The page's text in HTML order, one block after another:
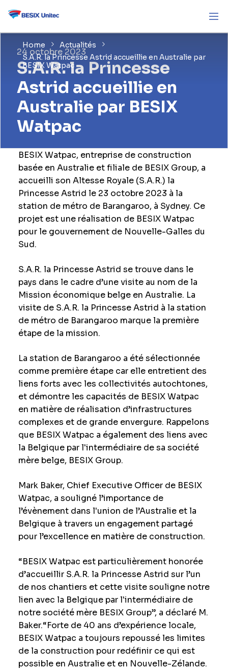
Home
Actualités
S.A.R. la Princesse Astrid accueillie en Australie par
BESIX Watpac
24 octobre 2023
S.A.R. la Princesse
Astrid accueillie en
Australie par BESIX
Watpac
BESIX Watpac, entreprise de construction
basée en Australie et filiale de BESIX Group, a
accueilli son Altesse Royale (S.A.R.) la
Princesse Astrid le 23 octobre 2023 à la
station de métro de Barangaroo, à Sydney. Ce
projet est une réalisation de BESIX Watpac
pour le gouvernement de Nouvelle-Galles du
Sud.
S.A.R. la Princesse Astrid se trouve dans le
pays dans le cadre d’une visite au nom de la
Mission économique belge en Australie. La
visite de S.A.R. la Princesse Astrid à la station
de métro de Barangaroo marque la première
étape de la mission.
La station de Barangaroo a été sélectionnée
comme première étape car elle entretient des
liens forts avec les collectivités autochtones,
et démontre les capacités de BESIX Watpac
en matière de réalisation d’infrastructures
complexes et de grande envergure. Rappelons
que BESIX Watpac a également des liens avec
la Belgique par l'intermédiaire de sa société
mère belge, BESIX Group.
Mark Baker, Chief Executive Officer de BESIX
Watpac, a souligné l’importance de
l’évènement dans l'union de l’Australie et la
Belgique à travers un engagement partagé
pour l’excellence en matière de construction.
“BESIX Watpac est particulièrement honorée
d’accueillir S.A.R. la Princesse Astrid sur l’un
de nos chantiers et cette visite souligne notre
lien avec la Belgique par l'intermédiaire de
notre société mère BESIX Group”, a déclaré M.
Baker.“Forte de 40 ans d’expérience locale,
BESIX Watpac a toujours repoussé les limites
de la construction pour redéfinir ce qui est
possible en Australie et en Nouvelle-Zélande.